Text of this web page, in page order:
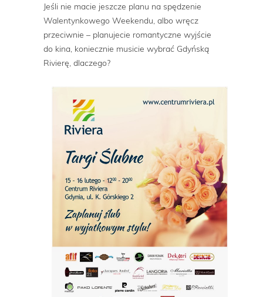
Jeśli nie macie jeszcze planu na spędzenie
Walentynkowego Weekendu, albo wręcz
przeciwnie – planujecie romantyczne wyjście
do kina, koniecznie musicie wybrać Gdyńską
Rivierę, dlaczego?